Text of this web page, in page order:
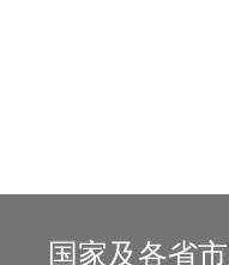
国家及各省